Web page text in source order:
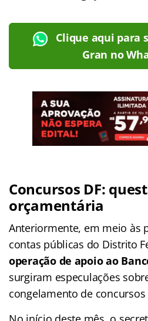
Clique aqui para
Gran no
Concursos DF:
orçamentária
Anteriormente, em meio às
contas públicas do Distrito
operação de apoio ao
surgiram especulações
congelamento de